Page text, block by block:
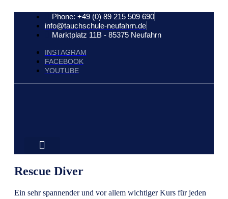
Phone: +49 (0) 89 215 509 690
info@tauchschule-neufahrn.de
Marktplatz 11B - 85375 Neufahrn
INSTAGRAM
FACEBOOK
YOUTUBE
Rescue Diver
Ein sehr spannender und vor allem wichtiger Kurs für jeden